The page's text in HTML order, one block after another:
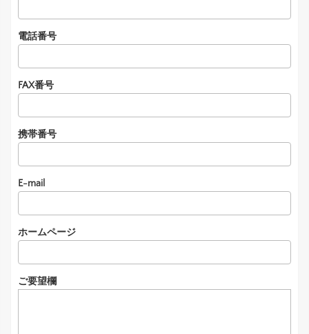
電話番号
FAX番号
携帯番号
E-mail
ホームページ
ご要望欄